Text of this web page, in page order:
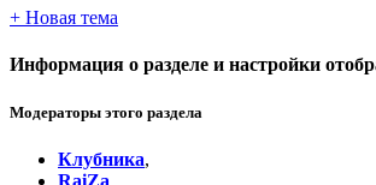
+ Новая тема
Информация о разделе и настройки
Модераторы этого раздела
Клубника,
RaiZa